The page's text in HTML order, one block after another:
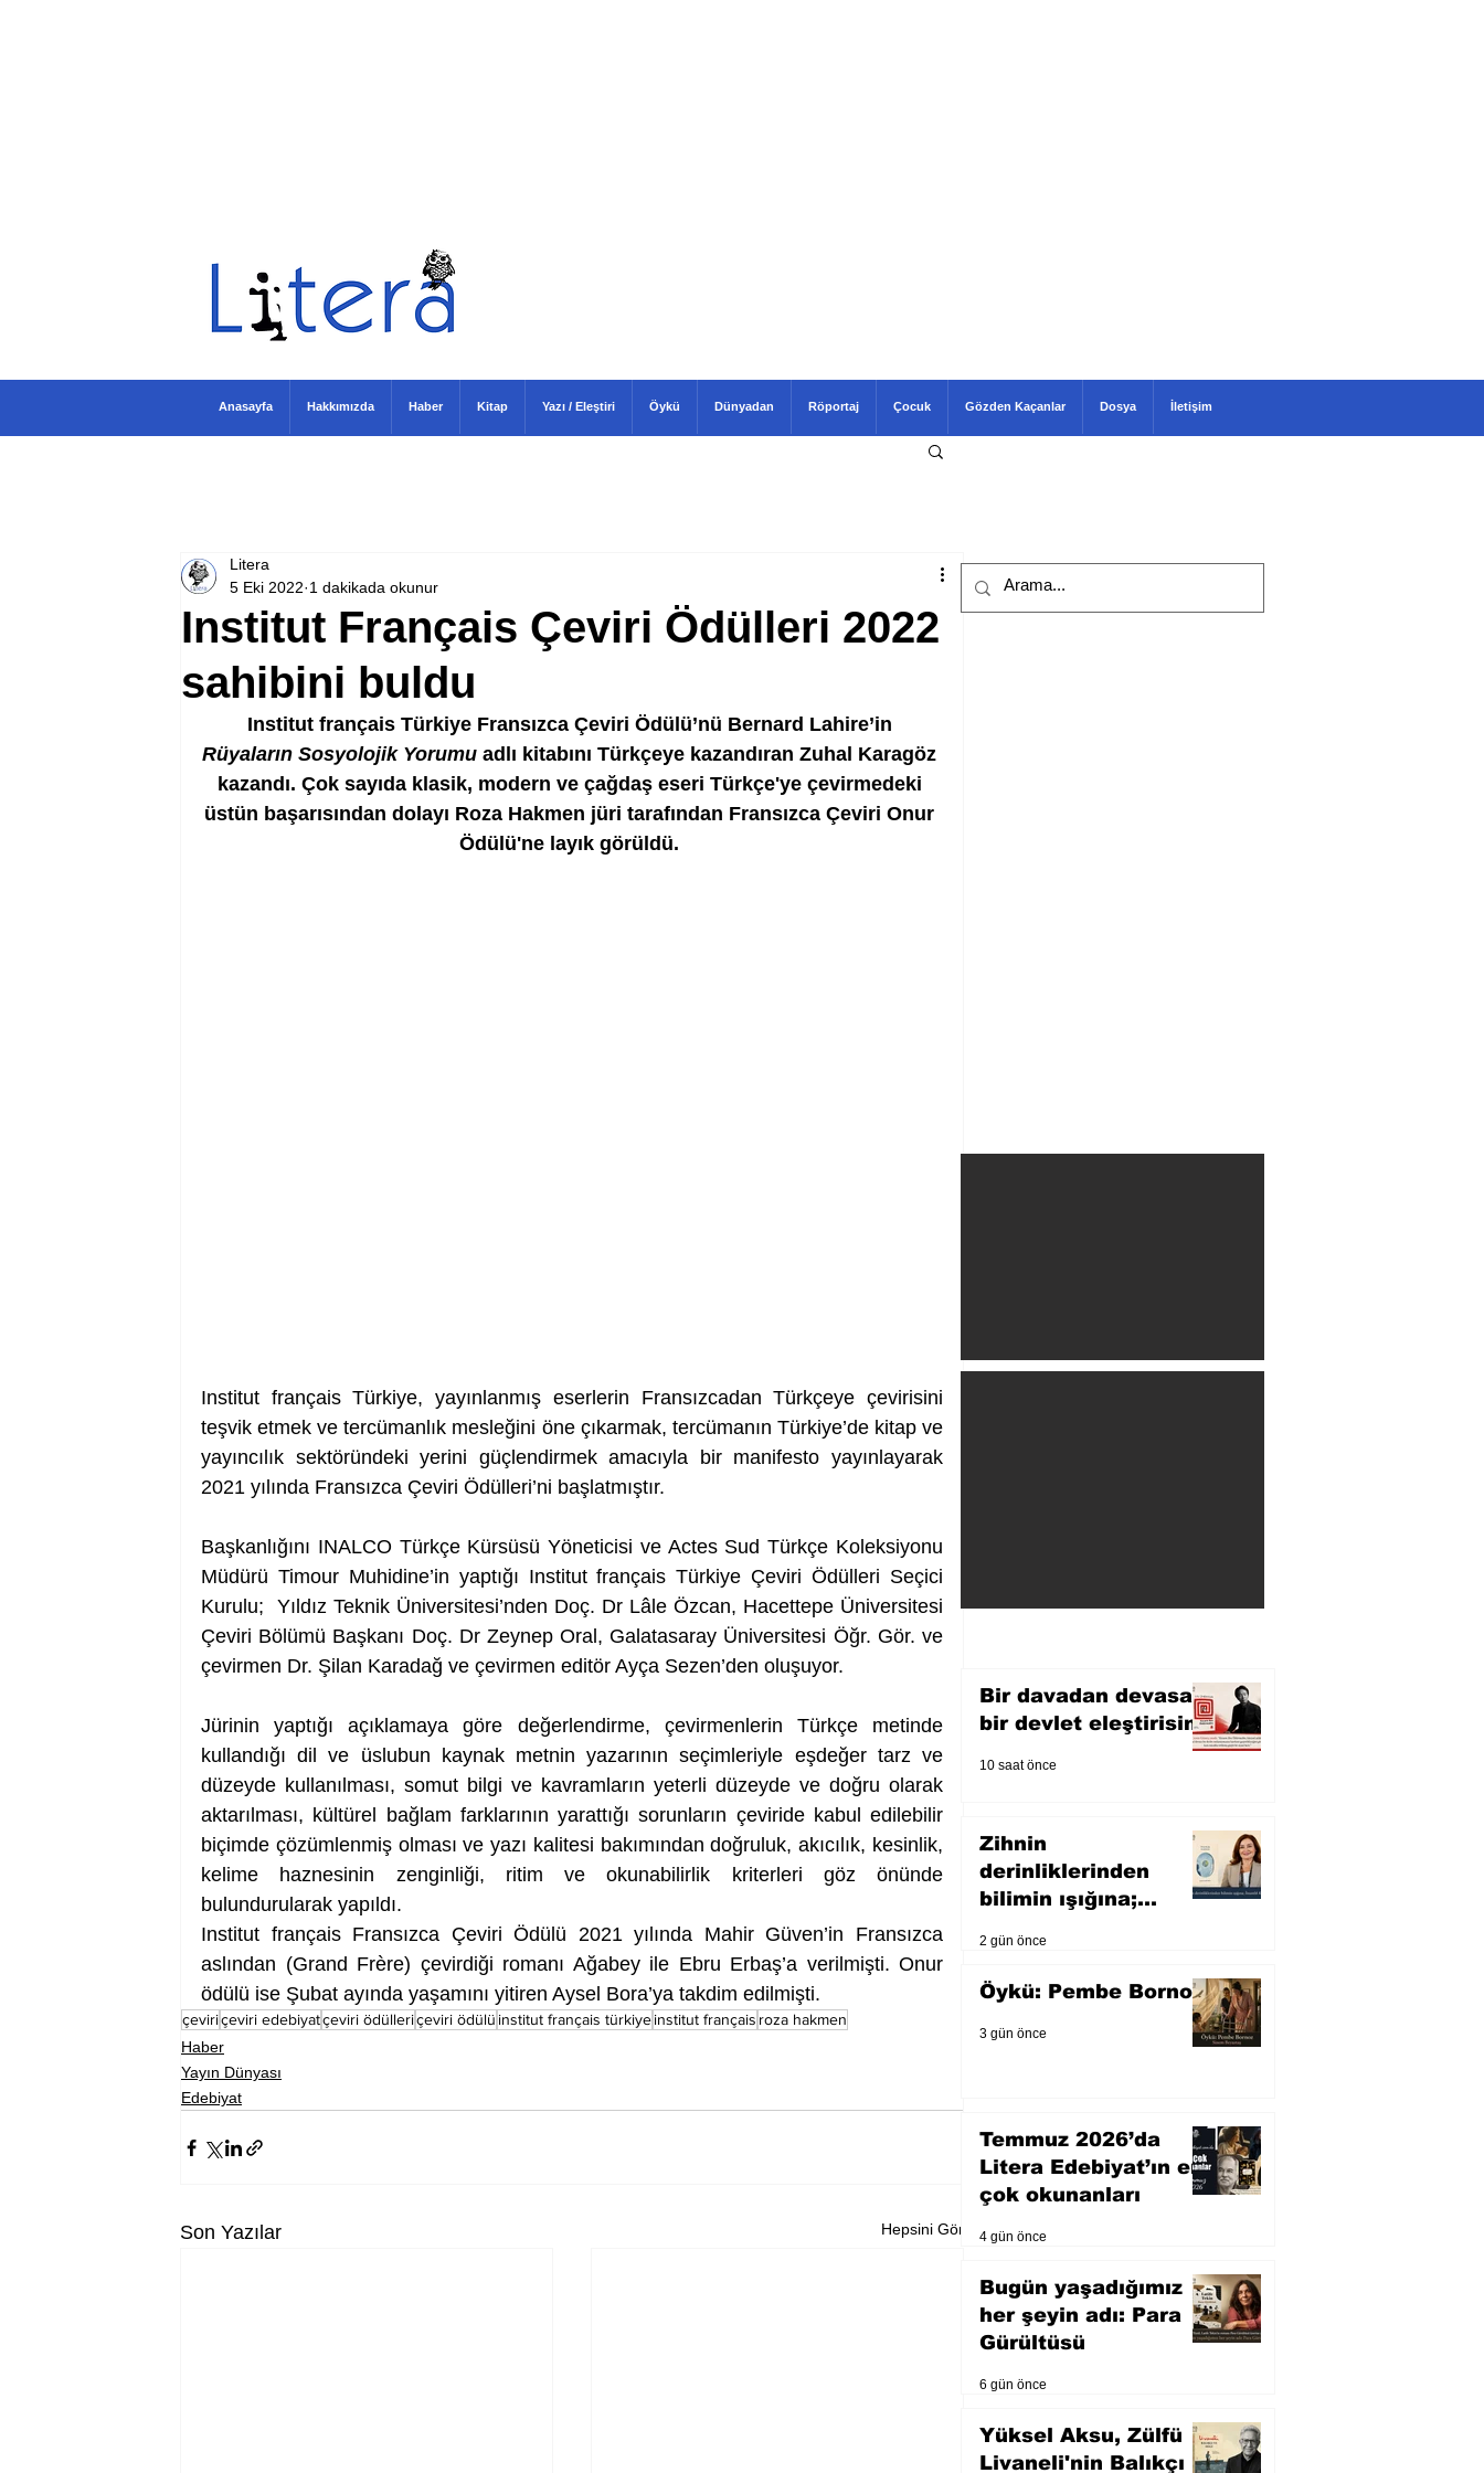
Institut Français Çeviri Ödülleri 2022
sahibini buldu
Litera
5 Eki 2022 1 dakikada okunur
Institut français Türkiye Fransızca Çeviri Ödülü’nü Bernard Lahire’in
Rüyaların Sosyolojik Yorumu adlı kitabını Türkçeye kazandıran Zuhal Karagöz
kazandı. Çok sayıda klasik, modern ve çağdaş eseri Türkçe'ye çevirmedeki
üstün başarısından dolayı Roza Hakmen jüri tarafından Fransızca Çeviri Onur
Ödülü'ne layık görüldü.
Institut français Türkiye, yayınlanmış eserlerin Fransızcadan Türkçeye çevirisini
teşvik etmek ve tercümanlık mesleğini öne çıkarmak, tercümanın Türkiye’de kitap ve
yayıncılık sektöründeki yerini güçlendirmek amacıyla bir manifesto yayınlayarak
2021 yılında Fransızca Çeviri Ödülleri’ni başlatmıştır.
Başkanlığını INALCO Türkçe Kürsüsü Yöneticisi ve Actes Sud Türkçe Koleksiyonu
Müdürü Timour Muhidine’in yaptığı Institut français Türkiye Çeviri Ödülleri Seçici
Kurulu;  Yıldız Teknik Üniversitesi’nden Doç. Dr Lâle Özcan, Hacettepe Üniversitesi
Çeviri Bölümü Başkanı Doç. Dr Zeynep Oral, Galatasaray Üniversitesi Öğr. Gör. ve
çevirmen Dr. Şilan Karadağ ve çevirmen editör Ayça Sezen’den oluşuyor.
Jürinin yaptığı açıklamaya göre değerlendirme, çevirmenlerin Türkçe metinde
kullandığı dil ve üslubun kaynak metnin yazarının seçimleriyle eşdeğer tarz ve
düzeyde kullanılması, somut bilgi ve kavramların yeterli düzeyde ve doğru olarak
aktarılması, kültürel bağlam farklarının yarattığı sorunların çeviride kabul edilebilir
biçimde çözümlenmiş olması ve yazı kalitesi bakımından doğruluk, akıcılık, kesinlik,
kelime haznesinin zenginliği, ritim ve okunabilirlik kriterleri göz önünde
bulundurularak yapıldı.
Institut français Fransızca Çeviri Ödülü 2021 yılında Mahir Güven’in Fransızca
aslından (Grand Frère) çevirdiği romanı Ağabey ile Ebru Erbaş’a verilmişti. Onur
ödülü ise Şubat ayında yaşamını yitiren Aysel Bora’ya takdim edilmişti.
çeviriçeviri edebiyatçeviri ödülleriçeviri ödülü institut français türkiyeinstitut français roza hakmen
Haber
Yayın Dünyası
Edebiyat
Son Yazılar Hepsini Gör
Bir davadan devasa
bir devlet eleştirisine
10 saat önce
Zihnin
derinliklerinden
bilimin ışığına;
2 gün önce
Öykü: Pembe Bornoz
3 gün önce
Temmuz 2026’da
Litera Edebiyat’ın en
çok okunanları
4 gün önce
Bugün yaşadığımız
her şeyin adı: Para
Gürültüsü
6 gün önce
Yüksel Aksu, Zülfü
Livaneli'nin Balıkçı
Anasayfa Hakkımızda Haber Kitap Yazı / Eleştiri Öykü Dünyadan Röportaj Çocuk Gözden Kaçanlar Dosya İletişim